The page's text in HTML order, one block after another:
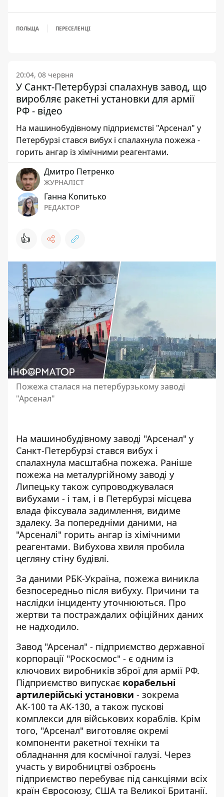
ПОЛЬЩА ПЕРЕСЕЛЕНЦІ
20:04, 08 червня
У Санкт-Петербурзі спалахнув завод, що
виробляє ракетні установки для армії
РФ - відео
На машинобудівному підприємстві "Арсенал" у
Петербурзі стався вибух і спалахнула пожежа -
горить ангар із хімічними реагентами.
Дмитро Петренко
ЖУРНАЛІСТ
Ганна Копитько
РЕДАКТОР
👍
Пожежа сталася на петербурзькому заводі
"Арсенал"
На машинобудівному заводі "Арсенал" у
Санкт-Петербурзі стався вибух і
спалахнула масштабна пожежа. Раніше
пожежа на металургійному заводі у
Липецьку також супроводжувалася
вибухами - і там, і в Петербурзі місцева
влада фіксувала задимлення, видиме
здалеку. За попередніми даними, на
"Арсеналі" горить ангар із хімічними
реагентами. Вибухова хвиля пробила
цегляну стіну будівлі.
За даними РБК-Україна, пожежа виникла
безпосередньо після вибуху. Причини та
наслідки інциденту уточнюються. Про
жертви та постраждалих офіційних даних
не надходило.
Завод "Арсенал" - підприємство державної
корпорації "Роскосмос" - є одним із
ключових виробників зброї для армії РФ.
Підприємство випускає корабельні
артилерійські установки - зокрема
АК-100 та АК-130, а також пускові
комплекси для військових кораблів. Крім
того, "Арсенал" виготовляє окремі
компоненти ракетної техніки та
обладнання для космічної галузі. Через
участь у виробництві озброєнь
підприємство перебуває під санкціями всіх
країн Євросоюзу, США та Великої Британії.